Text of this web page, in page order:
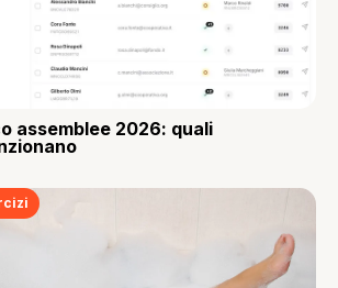
assemblee 2026: quali